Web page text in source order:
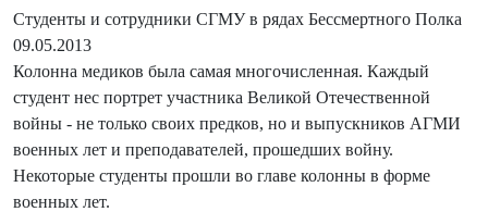
Студенты и сотрудники СГМУ в рядах Бессмертного Полка
09.05.2013
Колонна медиков была самая многочисленная. Каждый
студент нес портрет участника Великой Отечественной
войны - не только своих предков, но и выпускников АГМИ
военных лет и преподавателей, прошедших войну.
Некоторые студенты прошли во главе колонны в форме
военных лет.